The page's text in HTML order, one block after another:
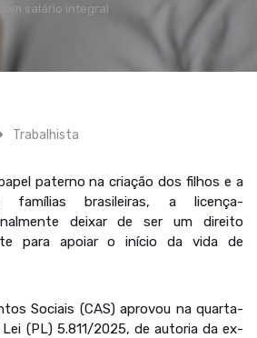
com salário integral
Trabalhista
paterno na criação dos filhos e a
famílias brasileiras, a licença-
deixar de ser um direito
para apoiar o início da vida de
Sociais (CAS) aprovou na quarta-
(PL) 5.811/2025, de autoria da ex-